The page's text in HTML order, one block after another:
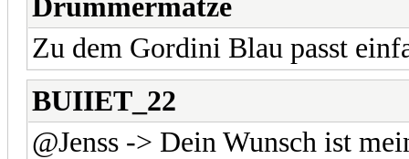
Drummermatze
Zu dem Gordini Blau passt
BUIIET_22
@Jenss -> Dein Wunsch ist